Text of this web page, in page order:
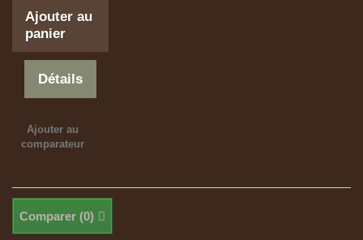
Ajouter au
panier
Détails
Ajouter au
comparateur
Comparer (0)